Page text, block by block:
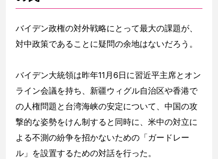
バイデン政権の対外戦略にとって最大の課題が、
対中政策であることに疑問の余地はないだろう。
バイデン大統領は昨年11月6日に習近平主席とオン
ライン会議を持ち、新疆ウィグル自治区や香港で
の人権問題と台湾海峡の安定について、中国の攻
撃的な姿勢をけん制すると同時に、米中の対立に
よる不測の紛争を招かないための「ガードレー
ル」を設置するための対話を行った。